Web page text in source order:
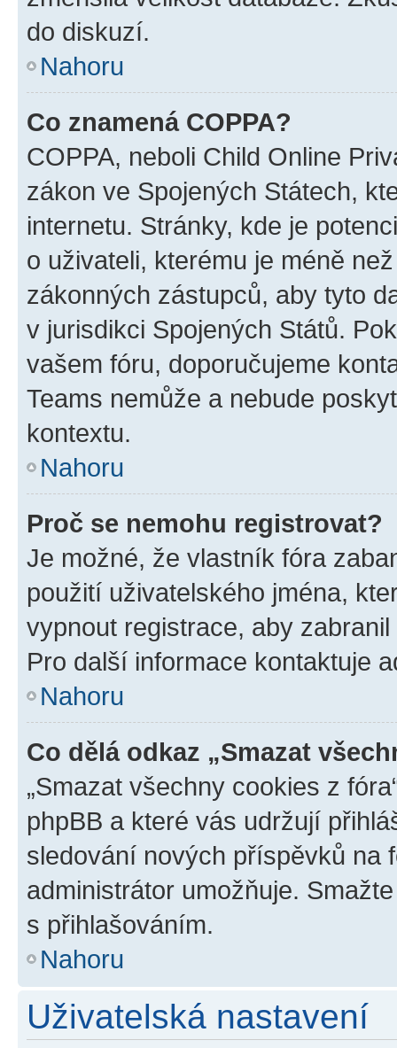
do diskuzí.
Nahoru
Co znamená COPPA?
COPPA, neboli Child Online
zákon ve Spojených Státech,
internetu. Stránky, kde je
o uživateli, kterému je méně
zákonných zástupců, aby tyto
v jurisdikci Spojených Států.
vašem fóru, doporučujeme
Teams nemůže a nebude
kontextu.
Nahoru
Proč se nemohu registrovat?
Je možné, že vlastník fóra
použití uživatelského jména,
vypnout registrace, aby
Pro další informace kontaktuje
Nahoru
Co dělá odkaz „Smazat
„Smazat všechny cookies z
phpBB a které vás udržují
sledování nových příspěvků na
administrátor umožňuje.
s přihlašováním.
Nahoru
Uživatelská nastavení